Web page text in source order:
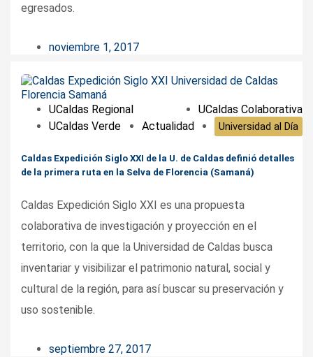
egresados.
noviembre 1, 2017
UCaldas Regional
UCaldas Colaborativa
UCaldas Verde
Actualidad Universidad al Día
Caldas Expedición Siglo XXI de la U. de Caldas definió detalles
de la primera ruta en la Selva de Florencia (Samaná)
Caldas Expedición Siglo XXI es una propuesta
colaborativa de investigación y proyección en el
territorio, con la que la Universidad de Caldas busca
inventariar y visibilizar el patrimonio natural, social y
cultural de la región, para así buscar su preservación y
uso sostenible.
septiembre 27, 2017